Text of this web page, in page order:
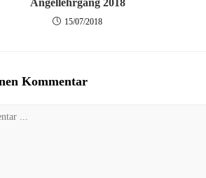
15/07/2018
Kommentar